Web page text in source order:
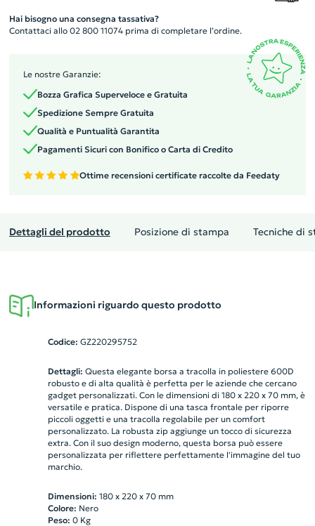
Hai bisogno una consegna tassativa?
Contattaci allo 02 800 11074 prima di completare l’ordine.
Le nostre Garanzie:
Bozza Grafica Superveloce e Gratuita
Spedizione Sempre Gratuita
Qualità e Puntualità Garantita
Pagamenti Sicuri con Bonifico o Carta di Credito
Ottime recensioni certificate raccolte da Feedaty
Dettagli del prodotto Posizione di stampa Tecniche di
Informazioni riguardo questo prodotto
Codice: GZ220295752
Dettagli: Questa elegante borsa a tracolla in poliestere 600D
robusto e di alta qualità è perfetta per le aziende che cercano
gadget personalizzati. Con le dimensioni di 180 x 220 x 70 mm, è
versatile e pratica. Dispone di una tasca frontale per riporre
piccoli oggetti e una tracolla regolabile per un comfort
personalizzato. La robusta zip aggiunge un tocco di sicurezza
extra. Con il suo design moderno, questa borsa può essere
personalizzata per riflettere perfettamente l'immagine del tuo
marchio.
Dimensioni: 180 x 220 x 70 mm
Colore: Nero
Peso: 0Kg